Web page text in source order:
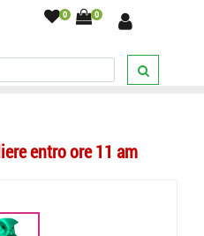
0 0
/Tinta unita/Cravatta bimbo
verde smeraldo made in italy
entro ore 11 am